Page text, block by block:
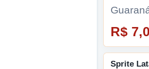
R$
Sprite